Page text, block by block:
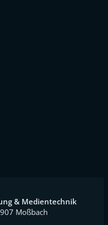
& Medientechnik
Moßbach